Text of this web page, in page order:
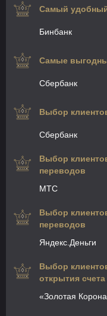
Самый
Бинбанк
Самые
Сбербанк
Выбор
Сбербанк
Выбор
переводов
МТС
Выбор
переводов
Яндекс.Деньги
Выбор
открытия
«Золотая